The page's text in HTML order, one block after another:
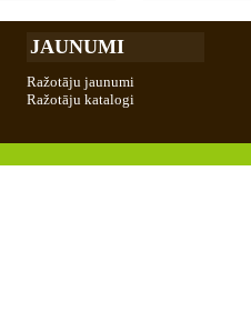
JAUNUMI
Ražotāju jaunumi
Ražotāju katalogi